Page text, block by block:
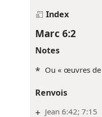
Index
Marc 6:2
Notes
* Ou « œuvres de
Renvois
+ Jean 6:42; 7:15